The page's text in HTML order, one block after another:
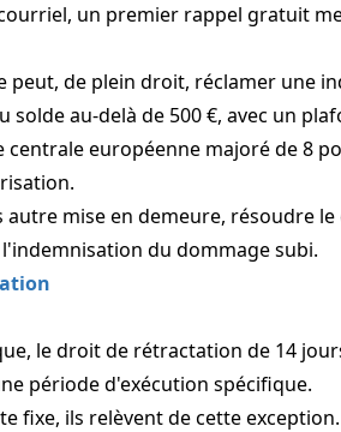
un premier rappel gratuit
de plein droit, réclamer une
solde au-delà de 500 €, avec un
européenne majoré de 8
mise en demeure, résoudre
du dommage subi.
le droit de rétractation de 14
période d'exécution spécifique.
fixe, ils relèvent de cette